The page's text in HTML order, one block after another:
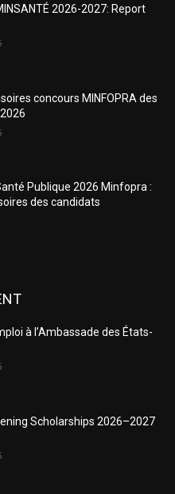
2026-2027: Report
concours MINFOPRA des
Publique 2026 Minfopra :
des candidats
à l’Ambassade des États-
Scholarships 2026–2027